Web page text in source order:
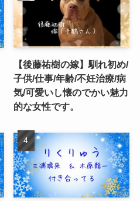
【後藤祐樹の嫁】馴れ初め/
子供/仕事/年齢/不妊治療/病
気/可愛いし懐のでかい魅力
的な女性です。